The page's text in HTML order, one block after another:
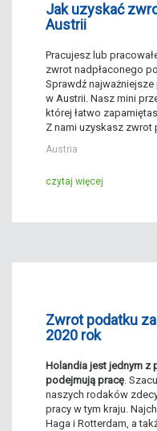
Jak uzyskać
Austrii
Pracujesz lub
zwrot nadpłaconego
Sprawdź
w Austrii. Nasz mini
której łatwo
Z nami uzyskasz zwrot
Austria
czytaj więcej
Zwrot podatku
2020 rok
Holandia jest jednym z
podejmują pracę.
naszych rodaków
pracy w tym kraju.
Haga i Rotterdam, a